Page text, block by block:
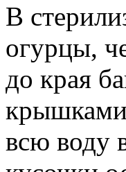
В
огурцы,
до края
крышками
всю воду